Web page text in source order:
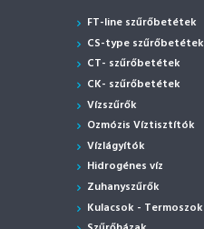
FT-line szűrőbetétek
CS-type szűrőbetétek
CT- szűrőbetétek
CK- szűrőbetétek
Vízszűrők
Ozmózis Víztisztítók
Vízlágyítók
Hidrogénes víz
Zuhanyszűrők
Kulacsok - Termoszok